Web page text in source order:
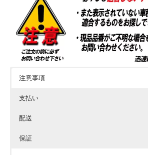
注意事項
支払い
配送
保証